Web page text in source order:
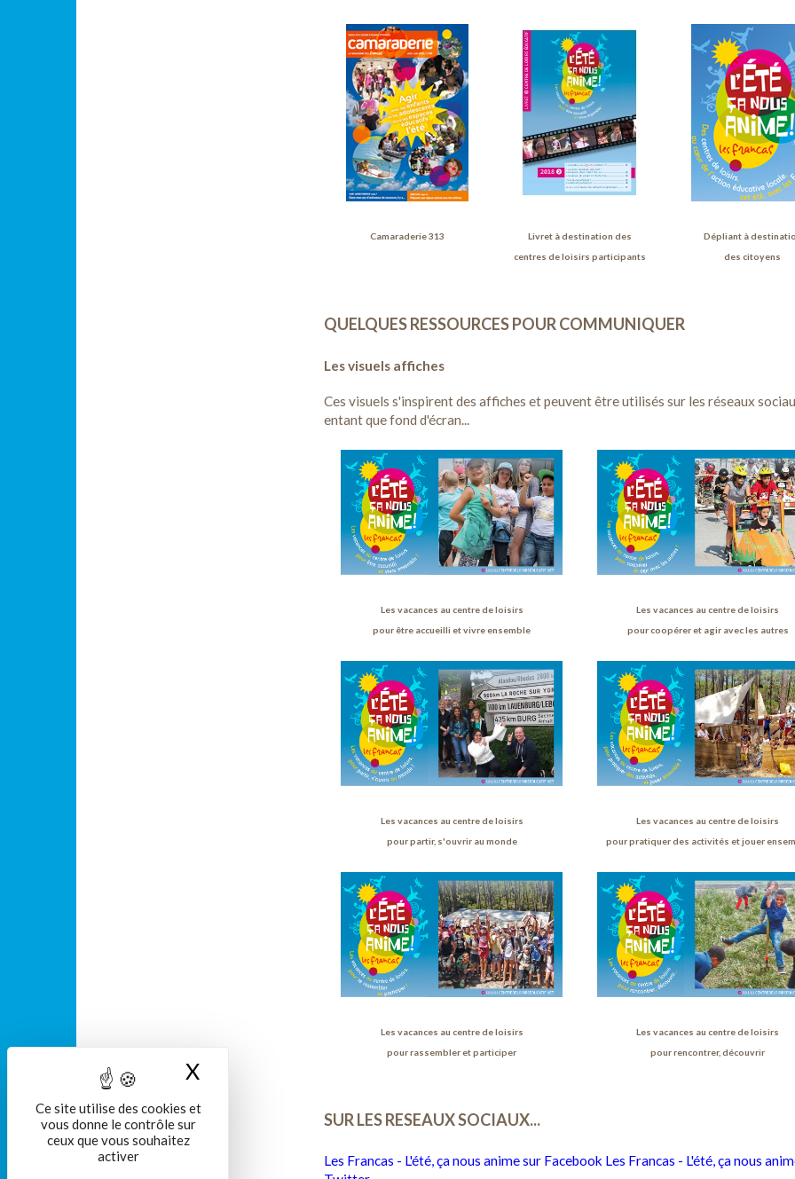
Camaraderie 313
Livret à destination des
centres de loisirs participants
Dépliant à
des citoyens
QUELQUES RESSOURCES POUR COMMUNIQUER
Les visuels affiches
Ces visuels s'inspirent des affiches et peuvent être utilisés sur les réseaux
entant que fond d'écran...
Les vacances au centre de loisirs
pour être accueilli et vivre ensemble
Les vacances au centre de loisirs
pour coopérer et agir avec les autres
Les vacances au centre de loisirs
pour partir, s'ouvrir au monde
Les vacances au centre de loisirs
pour pratiquer des activités et jouer
Les vacances au centre de loisirs
pour rassembler et participer
Les vacances au centre de loisirs
pour rencontrer, découvrir
SUR LES RESEAUX SOCIAUX...
Les Francas - L'été, ça nous anime sur Facebook Les Francas - L'été, ça nous
Ce site utilise des cookies et
vous donne le contrôle sur
ceux que vous souhaitez
activer
X